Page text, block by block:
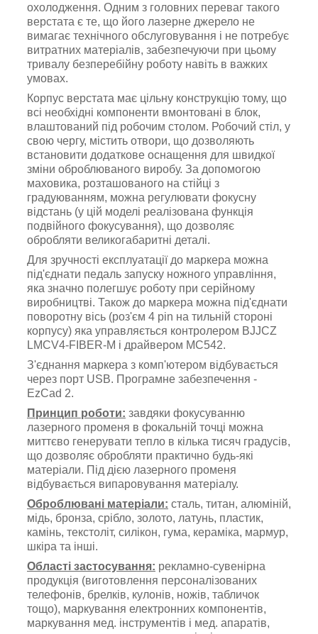
охолодження. Одним з головних переваг такого
верстата є те, що його лазерне джерело не
вимагає технічного обслуговування і не потребує
витратних матеріалів, забезпечуючи при цьому
тривалу безперебійну роботу навіть в важких
умовах.
Корпус верстата має цільну конструкцію тому, що
всі необхідні компоненти вмонтовані в блок,
влаштований під робочим столом. Робочий стіл, у
свою чергу, містить отвори, що дозволяють
встановити додаткове оснащення для швидкої
зміни оброблюваного виробу. За допомогою
маховика, розташованого на стійці з
градуюванням, можна регулювати фокусну
відстань (у цій моделі реалізована функція
подвійного фокусування), що дозволяє
обробляти великогабаритні деталі.
Для зручності експлуатації до маркера можна
під'єднати педаль запуску ножного управління,
яка значно полегшує роботу при серійному
виробництві. Також до маркера можна під'єднати
поворотну вісь (роз'єм 4 pin на тильній стороні
корпусу) яка управляється контролером BJJCZ
LMCV4-FIBER-M і драйвером MC542.
З'єднання маркера з комп'ютером відбувається
через порт USB. Програмне забезпечення -
EzCad 2.
Принцип роботи: завдяки фокусуванню
лазерного променя в фокальній точці можна
миттєво генерувати тепло в кілька тисяч градусів,
що дозволяє обробляти практично будь-які
матеріали. Під дією лазерного променя
відбувається випаровування матеріалу.
Оброблювані матеріали: сталь, титан, алюміній,
мідь, бронза, срібло, золото, латунь, пластик,
камінь, текстоліт, силікон, гума, кераміка, мармур,
шкіра та інші.
Області застосування: рекламно-сувенірна
продукція (виготовлення персоналізованих
телефонів, брелків, кулонів, ножів, табличок
тощо), маркування електронних компонентів,
маркування мед. інструментів і мед. апаратів,